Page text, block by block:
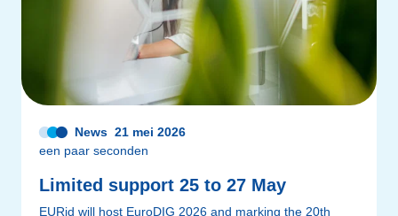
News 21 mei 2026
een paar seconden
Limited support 25 to 27 May
EURid will host EuroDIG 2026 and marking the 20th